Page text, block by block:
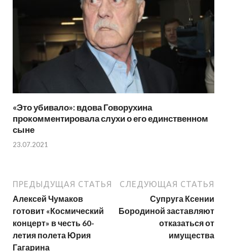
«Это убивало»: вдова Говорухина
прокомментировала слухи о его единственном
сыне
23.07.2021
ПРЕДЫДУЩАЯ СТАТЬЯ
Алексей Чумаков
готовит «Космический
концерт» в честь 60-
летия полета Юрия
Гагарина
СЛЕДУЮЩАЯ СТАТЬЯ
Супруга Ксении
Бородиной заставляют
отказаться от
имущества